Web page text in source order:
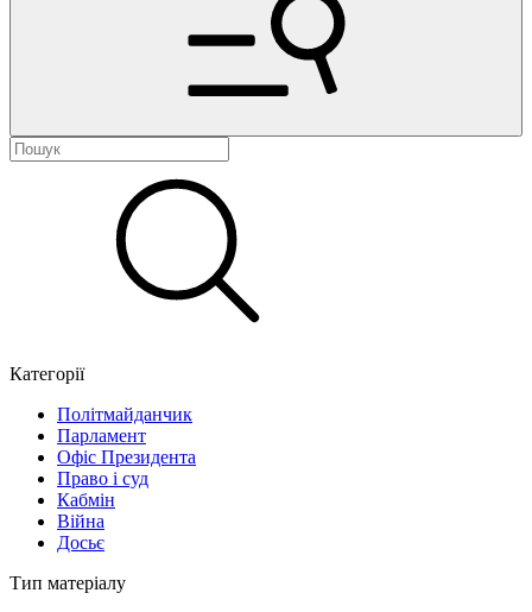
Категорії
Політмайданчик
Парламент
Офіс Президента
Право і суд
Кабмін
Війна
Досьє
Тип матеріалу